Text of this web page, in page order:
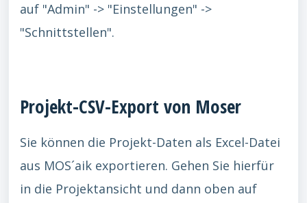
auf "Admin" -> "Einstellungen" ->
"Schnittstellen".
Projekt-CSV-Export von Moser
Sie können die Projekt-Daten als Excel-Datei
aus MOS´aik exportieren. Gehen Sie hierfür
in die Projektansicht und dann oben auf